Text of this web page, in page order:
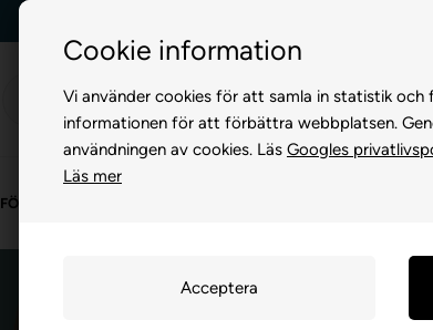
Cookie information
Vi använder cookies för att samla in statistik och
informationen för att förbättra webbplatsen.
användningen av cookies. Läs Googles
Läs mer
FÖR HUND